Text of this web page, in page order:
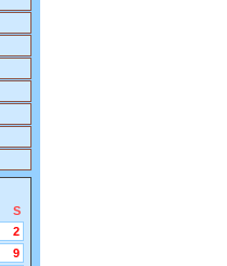
S
2
9